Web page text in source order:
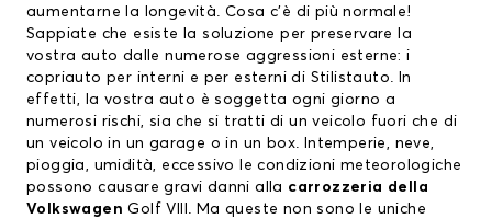
aumentarne la longevità. Cosa c’è di più normale!
Sappiate che esiste la soluzione per preservare la
vostra auto dalle numerose aggressioni esterne: i
copriauto per interni e per esterni di Stilistauto. In
effetti, la vostra auto è soggetta ogni giorno a
numerosi rischi, sia che si tratti di un veicolo fuori che di
un veicolo in un garage o in un box. Intemperie, neve,
pioggia, umidità, eccessivo le condizioni meteorologiche
possono causare gravi danni alla carrozzeria della
Volkswagen Golf VIII. Ma queste non sono le uniche